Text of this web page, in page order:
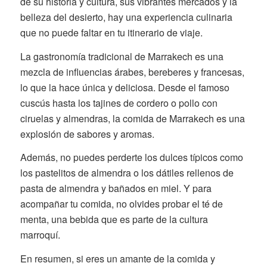
belleza del desierto, hay una experiencia culinaria
que no puede faltar en tu itinerario de viaje.
La gastronomía tradicional de Marrakech es una
mezcla de influencias árabes, bereberes y francesas,
lo que la hace única y deliciosa. Desde el famoso
cuscús hasta los tajines de cordero o pollo con
ciruelas y almendras, la comida de Marrakech es una
explosión de sabores y aromas.
Además, no puedes perderte los dulces típicos como
los pastelitos de almendra o los dátiles rellenos de
pasta de almendra y bañados en miel. Y para
acompañar tu comida, no olvides probar el té de
menta, una bebida que es parte de la cultura
marroquí.
En resumen, si eres un amante de la comida y